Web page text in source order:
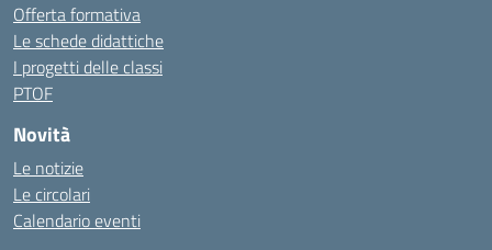
Offerta formativa
Le schede didattiche
I progetti delle classi
PTOF
Novità
Le notizie
Le circolari
Calendario eventi